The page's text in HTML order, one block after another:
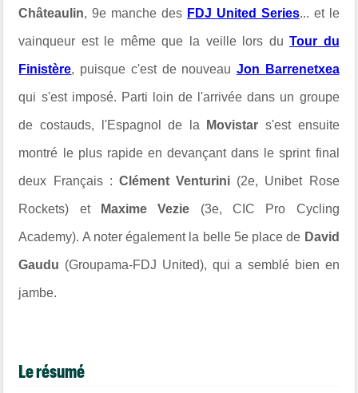
Châteaulin, 9e manche des FDJ United Series... et le
vainqueur est le même que la veille lors duTour du
Finistère, puisque c'est de nouveau Jon Barrenetxea
qui s'est imposé. Parti loin de l'arrivée dans un groupe
de costauds, l'Espagnol de la Movistar s'est ensuite
montré le plus rapide en devançant dans le sprint final
deux Français : Clément Venturini (2e, Unibet Rose
Rockets) et Maxime Vezie (3e, CIC Pro Cycling
Academy). A noter également la belle 5e place de David
Gaudu (Groupama-FDJ United), qui a semblé bien en
jambe.
Le résumé